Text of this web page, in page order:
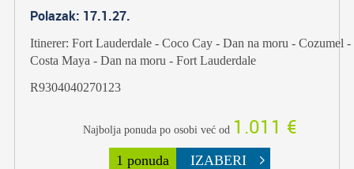
Polazak: 17.1.27.
Itinerer: Fort Lauderdale - Coco Cay - Dan na moru - Cozumel -
Costa Maya - Dan na moru - Fort Lauderdale
R9304040270123
Najbolja ponuda po osobi već od 1.011 €
1 ponuda IZABERI